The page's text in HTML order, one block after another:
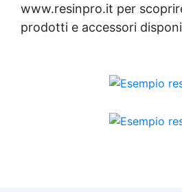
www.resinpro.it per
prodotti e accessori